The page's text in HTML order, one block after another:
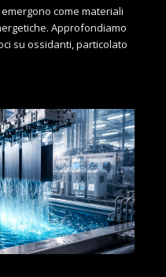
come materiali
Approfondiamo
su ossidanti, particolato